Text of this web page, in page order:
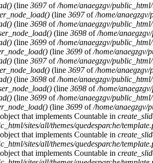
(line 3697of/home/anaegzgv/
(line 3697of/home/
(line 3698of/home/anaegzgv/
(line 3698 of/home/
(line 3699of/home/anaegzgv/
(line 3699of/home/anaegzgv/
(line 3697of/home/anaegzgv/
(line 3697of/home/
(line 3698of/home/anaegzgv/
(line 3698 of/home/
(line 3699of/home/anaegzgv/
(line 3699of/home/anaegzgv/
that implements Countable in
sites/all/themes/quedesparche/
that implements Countable in
sites/all/themes/quedesparche/
that implements Countable in